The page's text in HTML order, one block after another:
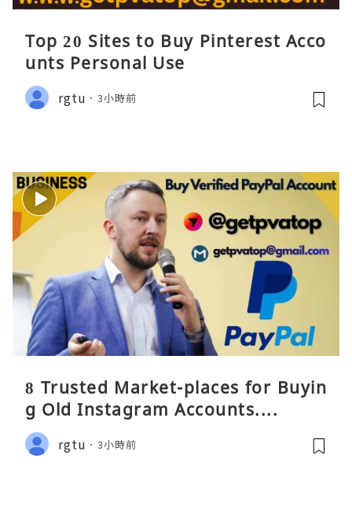
Top 20 Sites to Buy Pinterest Acco
unts Personal Use
rgtu 3小時前
8 Trusted Market-places for Buyin
g Old Instagram Accounts....
rgtu 3小時前